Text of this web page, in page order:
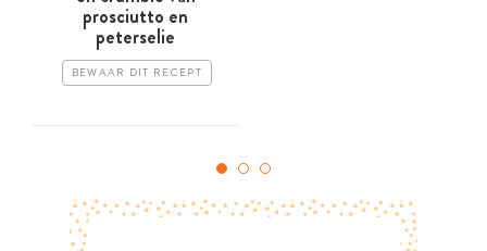
prosciutto en
peterselie
BEWAAR DIT RECEPT